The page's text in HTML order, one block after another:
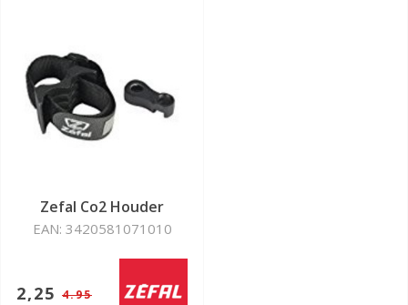
Zefal Co2 Houder
EAN: 3420581071010
2,25 4.95